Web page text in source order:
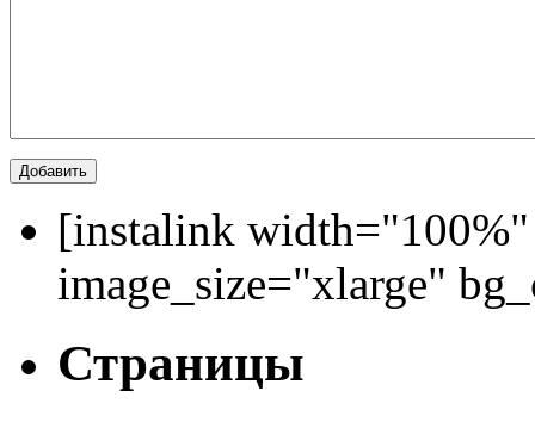
[instalink
image_size="xlarge"
Страницы